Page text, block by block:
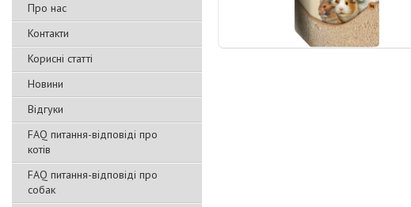
Про нас
Контакти
Корисні статті
Новини
Відгуки
FAQ питання-відповіді про
котів
FAQ питання-відповіді про
собак